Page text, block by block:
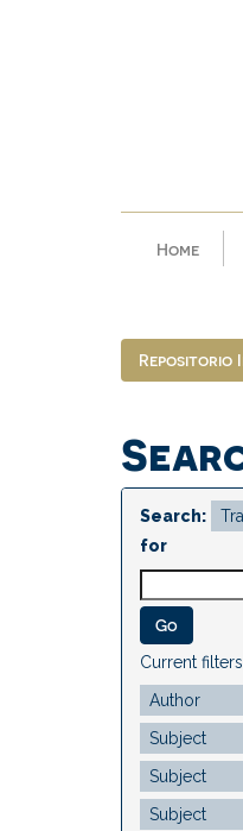
Home
Repositorio
Search:
for
Current